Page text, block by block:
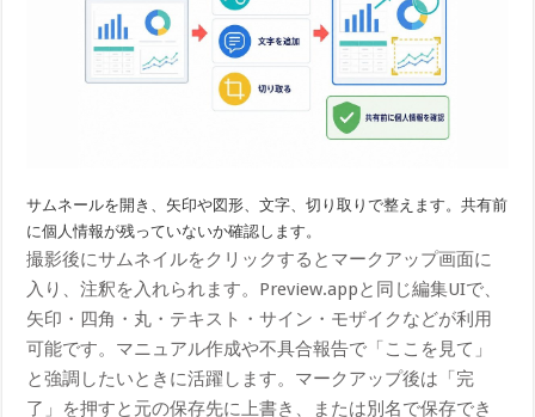
サムネールを開き、矢印や図形、文字、切り取りで整えます。共有前
に個人情報が残っていないか確認します。
撮影後にサムネイルをクリックするとマークアップ画面に
入り、注釈を入れられます。Preview.appと同じ編集UIで、
矢印・四角・丸・テキスト・サイン・モザイクなどが利用
可能です。マニュアル作成や不具合報告で「ここを見て」
と強調したいときに活躍します。マークアップ後は「完
了」を押すと元の保存先に上書き、または別名で保存でき